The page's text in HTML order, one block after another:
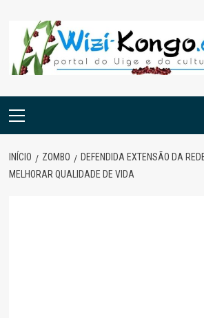
content
Menu
INÍCIO ZOMBO
DEFENDIDA EXTENSÃO DA
MELHORAR QUALIDADE DE VIDA